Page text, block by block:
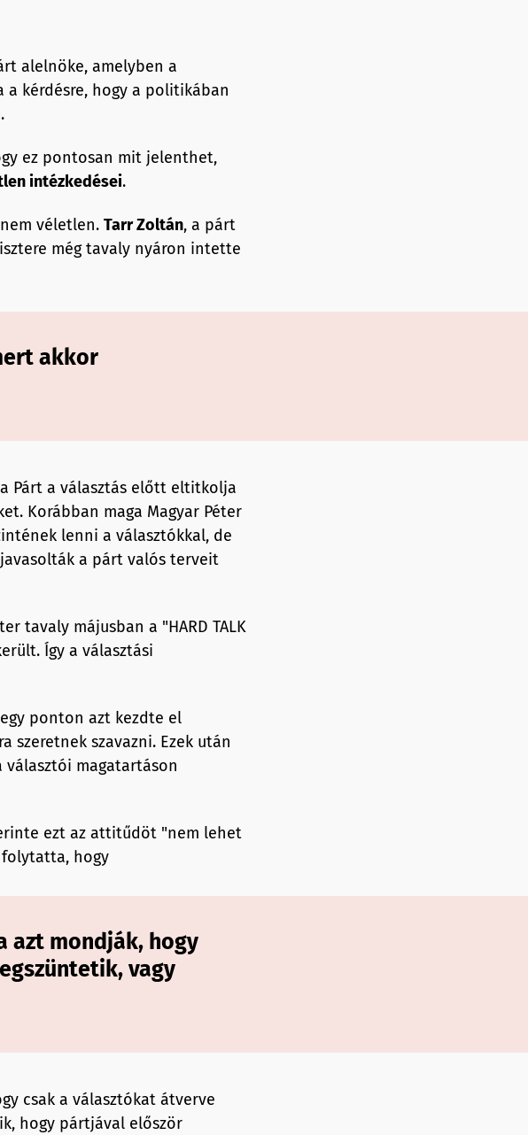
alelnöke, amelyben a
kérdésre, hogy a politikában
ez pontosan mit jelenthet,
intézkedései.
véletlen. Tarr Zoltán, a párt
még tavaly nyáron intette
akkor
Párt a választás előtt eltitkolja
Korábban maga Magyar Péter
lenni a választókkal, de
a párt valós terveit
tavaly májusban a "HARD TALK
Így a választási
ponton azt kezdte el
szeretnek szavazni. Ezek után
választói magatartáson
ezt az attitűdöt "nem lehet
hogy
azt mondják, hogy
vagy
csak a választókat átverve
hogy pártjával először